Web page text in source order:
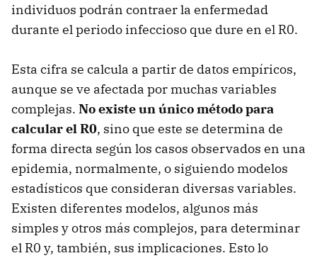
individuos podrán contraer la enfermedad
durante el periodo infeccioso que dure en el R0.
Esta cifra se calcula a partir de datos empíricos,
aunque se ve afectada por muchas variables
complejas. No existe un único método para
calcular el R0, sino que este se determina de
forma directa según los casos observados en una
epidemia, normalmente, o siguiendo modelos
estadísticos que consideran diversas variables.
Existen diferentes modelos, algunos más
simples y otros más complejos, para determinar
el R0 y, también, sus implicaciones. Esto lo